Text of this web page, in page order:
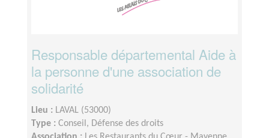
Responsable départemental Aide à
la personne d'une association de
solidarité
Lieu : LAVAL (53000)
Type : Conseil, Défense des droits